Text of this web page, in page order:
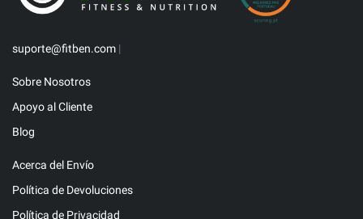
suporte@fitben.com |
Sobre Nosotros
Apoyo al Cliente
Blog
Acerca del Envío
Política de Devoluciones
Política de Privacidad